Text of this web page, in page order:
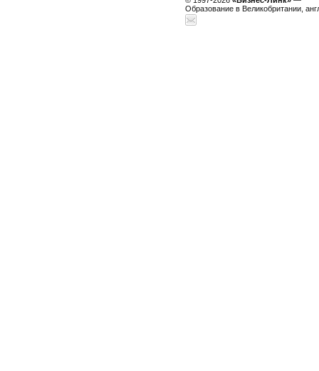
Образование в Великобритании,